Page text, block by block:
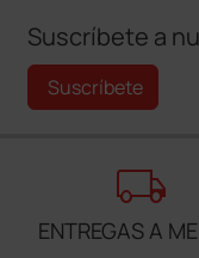
Suscríbete a
Suscríbete
local_shipping
ENTREGAS A